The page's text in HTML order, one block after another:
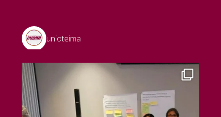
unioteima